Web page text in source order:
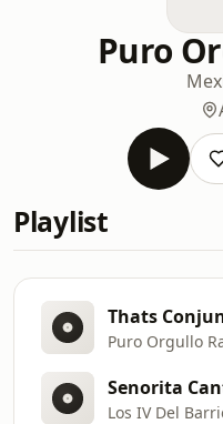
Puro
Playlist
Thats
Puro Orgullo
Senorita
Los IV Del